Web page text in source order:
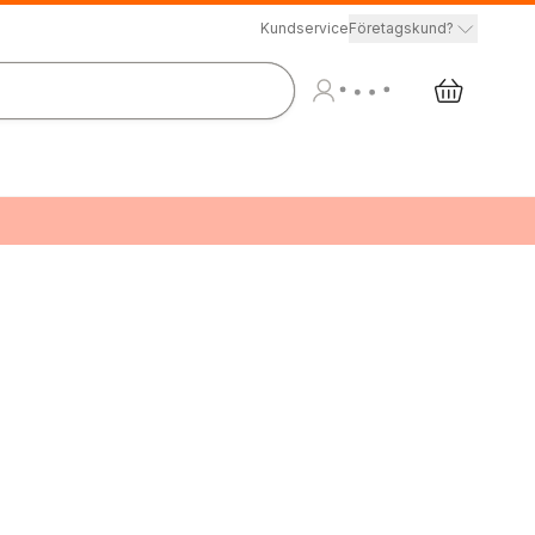
KundserviceFöretagskund?